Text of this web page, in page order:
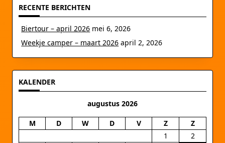
RECENTE BERICHTEN
Biertour – april 2026 mei 6, 2026
Weekje camper – maart 2026 april 2, 2026
KALENDER
augustus 2026
M D W D V Z
Z
1
2